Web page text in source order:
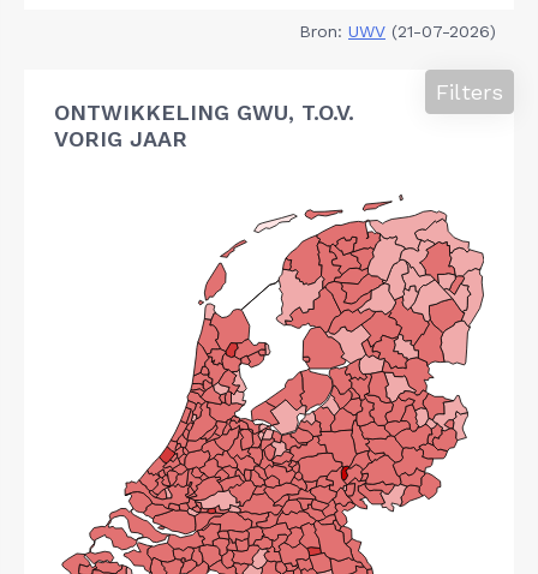
Bron: UWV (21-07-2026)
ONTWIKKELING GWU, T.O.V.
VORIG JAAR
Filters